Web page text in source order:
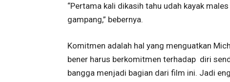
“Pertama kali dikasih tahu udah kayak
gampang,” bebernya.
Komitmen adalah hal yang menguatkan
bener harus berkomitmen terhadap diri
bangga menjadi bagian dari film ini. Jadi